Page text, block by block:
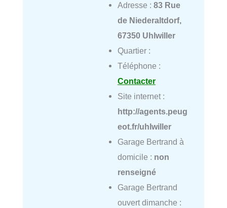
Adresse : 83 Rue
de Niederaltdorf,
67350 Uhlwiller
Quartier :
Téléphone :
Contacter
Site internet :
http://agents.peug
eot.fr/uhlwiller
Garage Bertrand à
domicile : non
renseigné
Garage Bertrand
ouvert dimanche :